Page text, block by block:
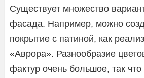
Существует множество
фасада. Например, можно
покрытие с патиной, как
«Аврора». Разнообразие
фактур очень большое, так